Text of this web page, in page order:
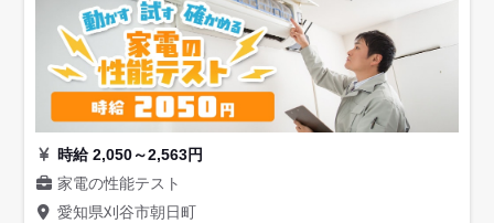
時給 2,050～2,563円
家電の性能テスト
愛知県刈谷市朝日町